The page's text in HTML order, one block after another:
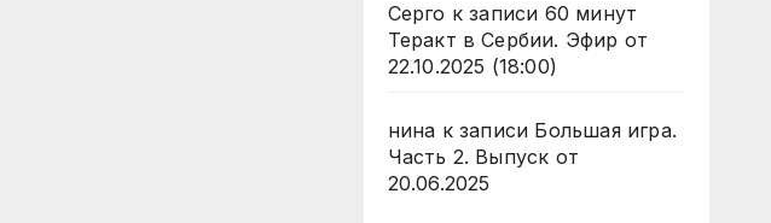
Серго к записи 60 минут
Теракт в Сербии. Эфир от
22.10.2025 (18:00)
нина к записи Большая игра.
Часть 2. Выпуск от
20.06.2025